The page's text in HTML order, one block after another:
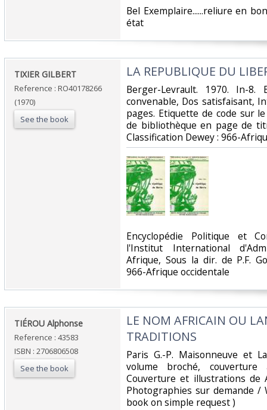
‎Bel Exemplaire......reliure en
état ‎
‎TIXIER GILBERT‎
Reference : RO40178266
(1970)
See the book
‎LA REPUBLIQUE DU
‎Berger-Levrault. 1970. In-8.
convenable, Dos satisfaisant,
pages. Etiquette de code sur
de bibliothèque en page de
Classification Dewey : 966-
‎Encyclopédie Politique et
l'Institut International
Afrique, Sous la dir. de P.F.
966-Afrique occidentale‎
‎TIÉROU Alphonse ‎
Reference : 43583
ISBN : 2706806508
See the book
‎LE NOM AFRICAIN OU
TRADITIONS ‎
‎Paris G.-P. Maisonneuve et
volume broché,
Couverture et illustrations de
Photographies sur demande
book on simple request ) ‎